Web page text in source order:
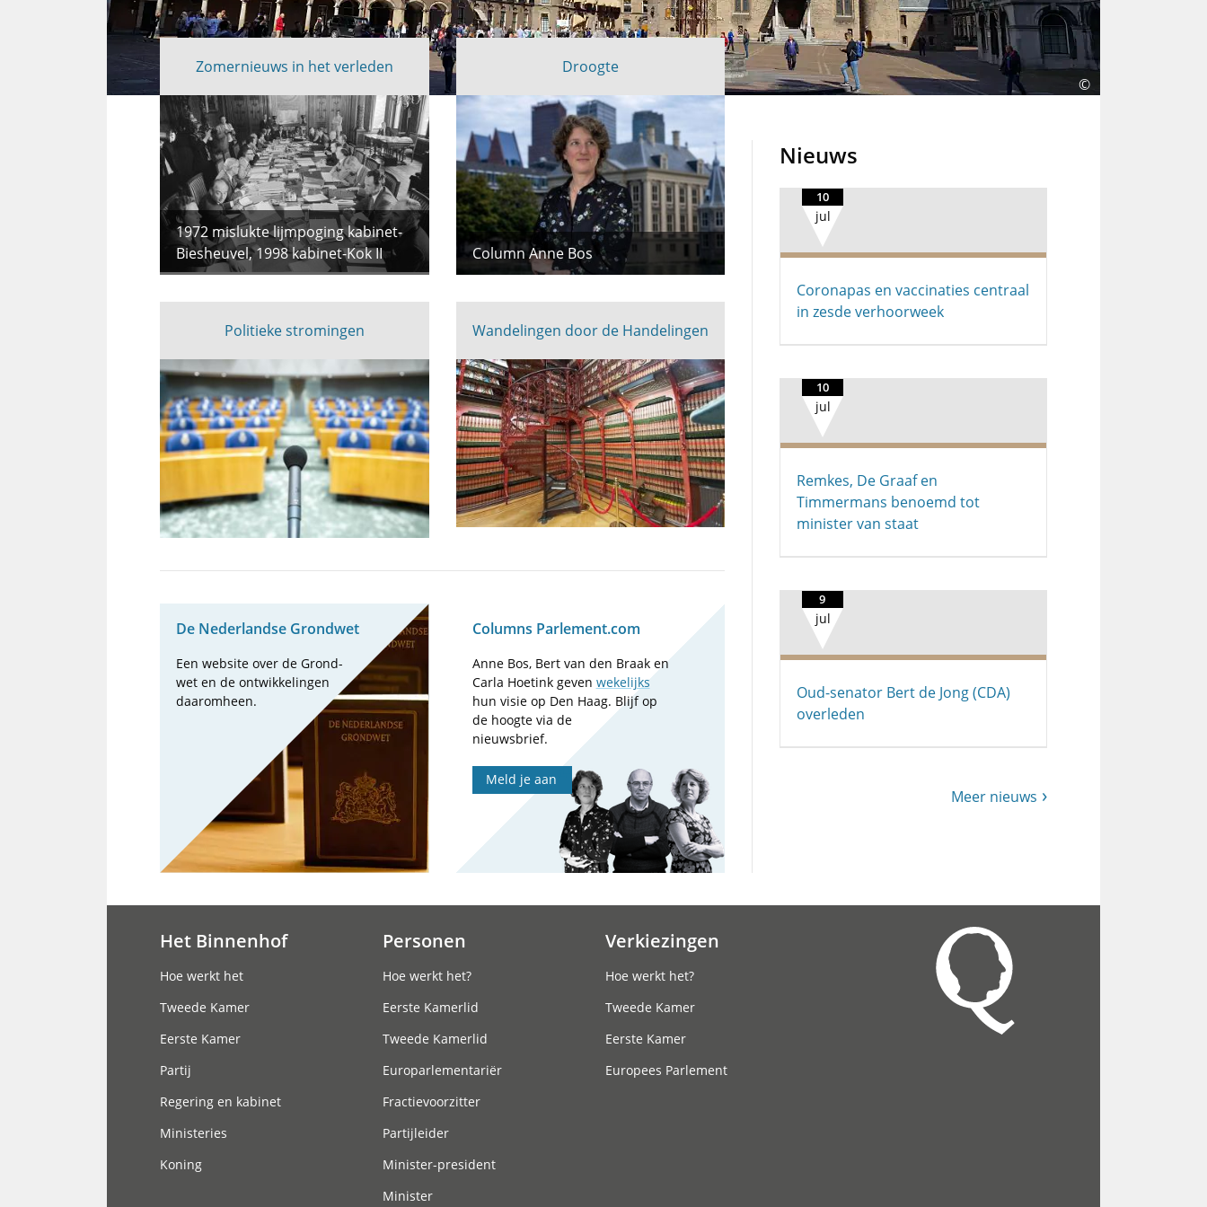
©
Uitgelicht
Zomernieuws in het verleden
1972 mislukte lijmpoging kabinet-
Biesheuvel, 1998 kabinet-Kok II
Droogte
Column Anne Bos
Politieke stromingen Wandelingen door de Handelingen
De Neder­landse Grond­wet
Een web­site over de Grond­
wet en de ont­wik­ke­lin­gen
daarom­heen.
Columns Parlement.com
Anne Bos, Bert van den Braak en
Carla Hoetink geven wekelijks
hun visie op Den Haag. Blijf op
de hoogte via de
nieuwsbrief.
Meld je aan
Nieuws
10
jul
Coronapas en vaccinaties centraal
in zesde verhoorweek
10
jul
Remkes, De Graaf en
Timmermans benoemd tot
minister van staat
9
jul
Oud-senator Bert de Jong (CDA)
overleden
Meer nieuws
Het Binnenhof
Hoe werkt het
Tweede Kamer
Eerste Kamer
Partij
Regering en kabinet
Ministeries
Koning
Personen
Hoe werkt het?
Eerste Kamerlid
Tweede Kamerlid
Europarlementariër
Fractievoorzitter
Partijleider
Minister-president
Minister
Verkiezingen
Hoe werkt het?
Tweede Kamer
Eerste Kamer
Europees Parlement